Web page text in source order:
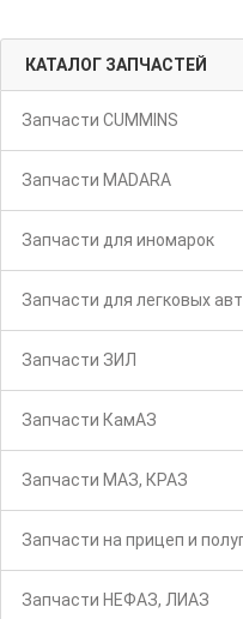
КАТАЛОГ ЗАПЧАСТЕЙ
Запчасти CUMMINS
Запчасти MADARA
Запчасти для иномарок
Запчасти для легковых
Запчасти ЗИЛ
Запчасти КамАЗ
Запчасти МАЗ, КРАЗ
Запчасти на прицеп и
Запчасти НЕФАЗ, ЛИАЗ